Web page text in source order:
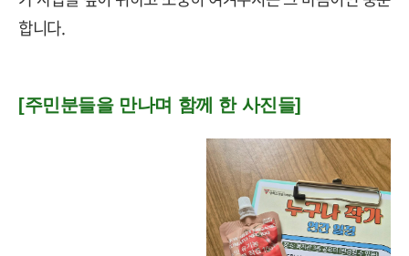
합니다.
[주민분들을 만나며 함께 한 사진들]